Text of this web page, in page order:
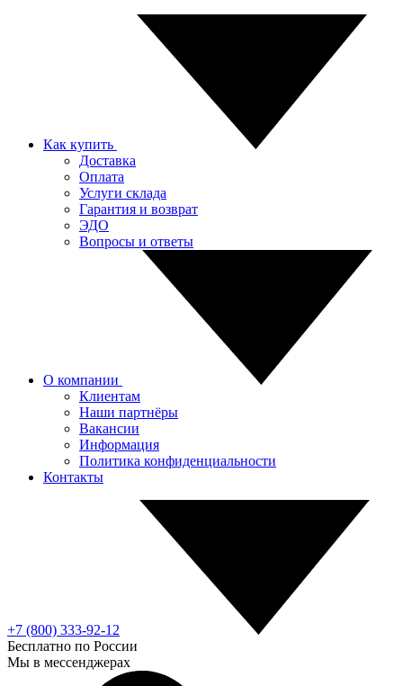
Как купить
Доставка
Оплата
Услуги склада
Гарантия и возврат
ЭДО
Вопросы и ответы
О компании
Клиентам
Наши партнёры
Вакансии
Информация
Политика конфиденциальности
Контакты
+7 (800) 333-92-12
Бесплатно по России
Мы в мессенджерах